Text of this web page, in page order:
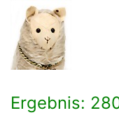
Ergebnis: